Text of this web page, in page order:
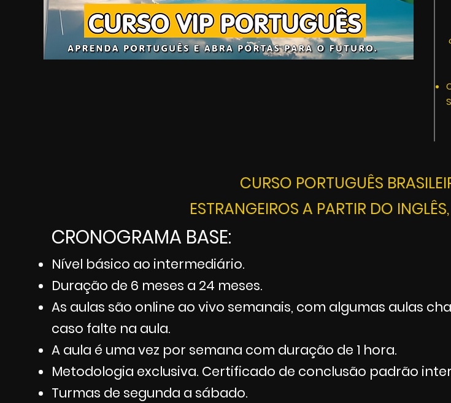
CURSO PORTUGUÊS
ESTRANGEIROS A PARTIR DO INGLÊS,
CRONOGRAMA BASE:
Nível básico ao intermediário.
Duração de 6 meses a 24 meses.
As aulas são online ao vivo semanais, com algumas aulas
caso falte na aula.
A aula é uma vez por semana com duração de 1 hora.
Metodologia exclusiva. Certificado de conclusão padrão
Turmas de segunda a sábado.